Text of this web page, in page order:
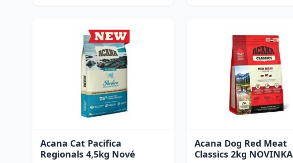
Acana Cat Pacifica
Regionals 4,5kg Nové
Acana Dog Red Meat
Classics 2kg NOVINKA